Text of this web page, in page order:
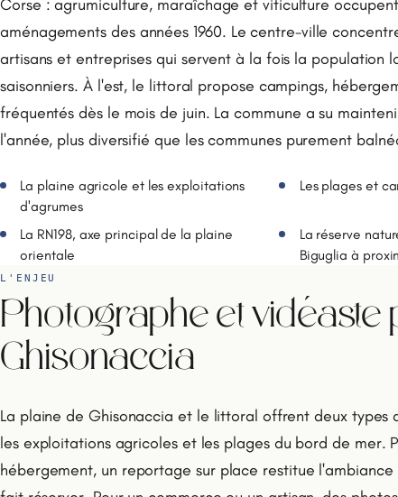
Corse : agrumiculture, maraîchage et viticulture
aménagements des années 1960. Le centre-ville
artisans et entreprises qui servent à la fois la population
saisonniers. À l'est, le littoral propose campings,
fréquentés dès le mois de juin. La commune a su
l'année, plus diversifié que les communes purement
La plaine agricole et les exploitations
d'agrumes
Les plages et
La RN198, axe principal de la plaine
orientale
La réserve
Biguglia à
L'ENJEU
Photographe et vidéaste
Ghisonaccia
La plaine de Ghisonaccia et le littoral offrent deux types
les exploitations agricoles et les plages du bord de mer.
hébergement, un reportage sur place restitue